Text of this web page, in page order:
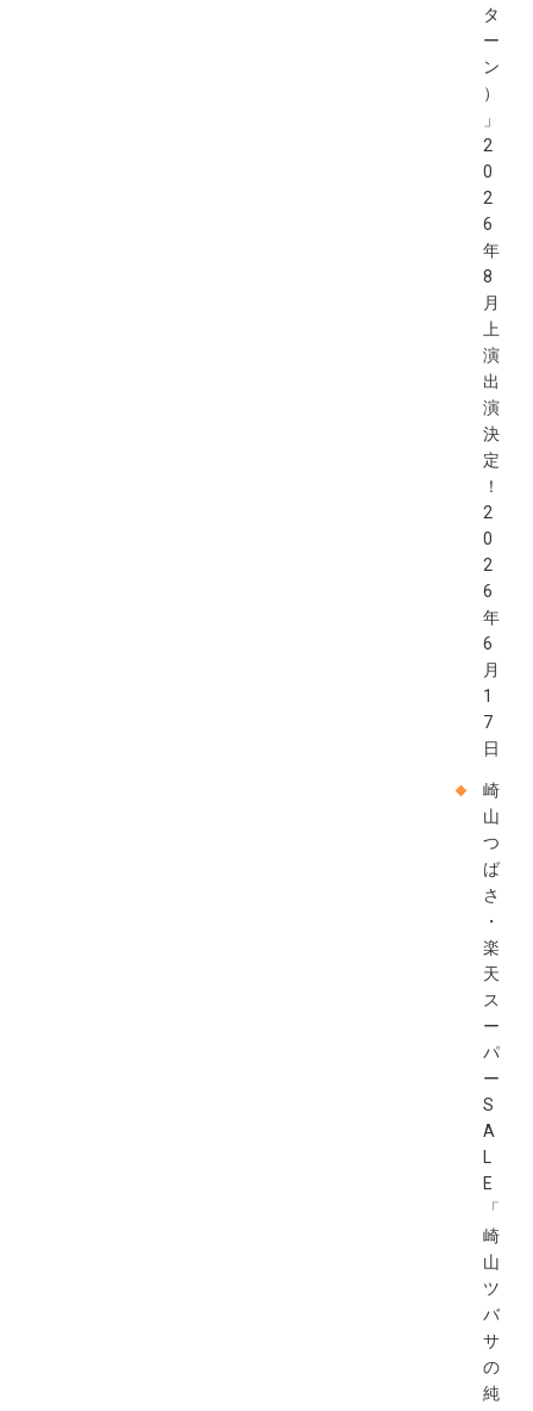
タ
ー
ン
）
」
2
0
2
6
年
8
月
上
演
出
演
決
定
！
2
0
2
6
年
6
月
1
7
日
崎
山
つ
ば
さ
・
楽
天
ス
ー
パ
ー
S
A
L
E
「
崎
山
ツ
バ
サ
の
純